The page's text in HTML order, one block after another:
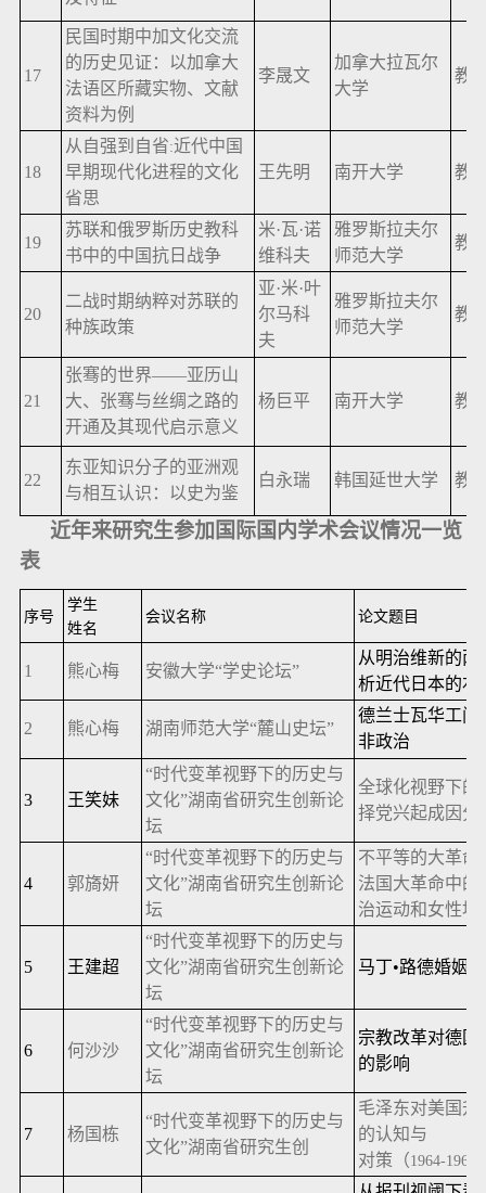
17
民国时期中加文化交流
的历史见证：以加拿大
法语区所藏实物、文献
资料为例
李晟文
加拿大拉瓦尔
大学
教
18
从自强到自省:近代中国
早期现代化进程的文化
省思
王先明 南开大学 教
19
苏联和俄罗斯历史教科
书中的中国抗日战争
米·瓦·诺
维科夫
雅罗斯拉夫尔
师范大学
教
20
二战时期纳粹对苏联的
种族政策
亚·米·叶
尔马科
夫
雅罗斯拉夫尔
师范大学
教
21
张骞的世界——亚历山
大、张骞与丝绸之路的
开通及其现代启示意义
杨巨平 南开大学 教
22
东亚知识分子的亚洲观
与相互认识：以史为鉴
白永瑞 韩国延世大学 教
近年来研究生参加国际国内学术会议情况一览
表
序号
学生
姓名
会议名称 论文题目
1 熊心梅 安徽大学“学史论坛”
从明治维新的两
析近代日本的右
2 熊心梅 湖南师范大学“麓山史坛”
德兰士瓦华工问
非政治
3 王笑妹
“时代变革视野下的历史与
文化”湖南省研究生创新论
坛
全球化视野下的
择党兴起成因分
4 郭旖妍
“时代变革视野下的历史与
文化”湖南省研究生创新论
坛
不平等的大革命
法国大革命中的
治运动和女性地
5 王建超
“时代变革视野下的历史与
文化”湖南省研究生创新论
坛
马丁•路德婚姻
6 何沙沙
“时代变革视野下的历史与
文化”湖南省研究生创新论
坛
宗教改革对德国
的影响
7 杨国栋
“时代变革视野下的历史与
文化”湖南省研究生创
毛泽东对美国升
的认知与
对策（ 1964-1965